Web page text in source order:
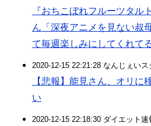
『おちこぼれフルーツタル
ん「深夜アニメを見ない叔
て毎週楽しみにしてくれてる
2020-12-15 22:21:28 なんじぇい
【悲報】能見さん、オリに
い
2020-12-15 22:18:30 ダイエット